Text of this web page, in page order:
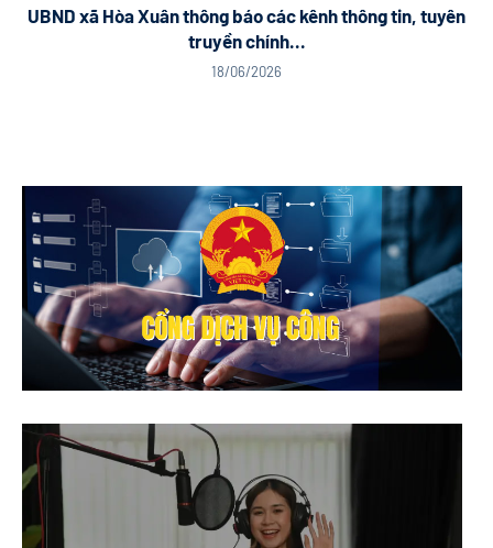
UBND xã Hòa Xuân thông báo các kênh thông tin, tuyên
truyền chính...
18/06/2026